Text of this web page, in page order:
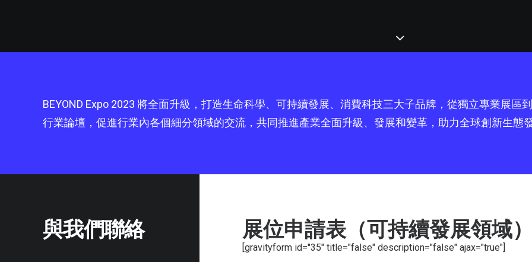
BEYOND Expo 2023 將全面升級，打造生命科學、可持續發展、消費科技三大子品牌，從獨立專業展區
行業論壇，促進行業內各個細分領域的交流，共同推進產業全面升級、發展和變革，助力全球創新生態
與我們聯絡 展位申請表（可持續發展領域
[gravityform id="35" title="false" description="false" ajax="true"]